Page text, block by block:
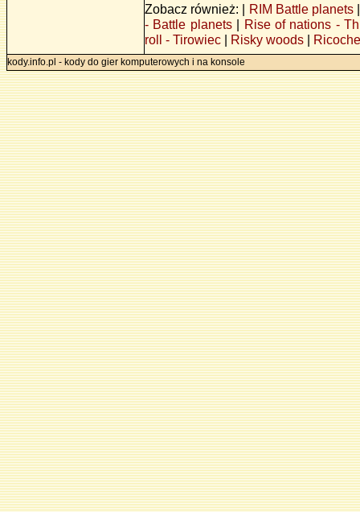
Zobacz również: | RIM Battle planets
- Battle planets| Rise of nations -
roll - Tirowiec | Risky woods |
kody.info.pl - kody do gier komputerowych i na konsole